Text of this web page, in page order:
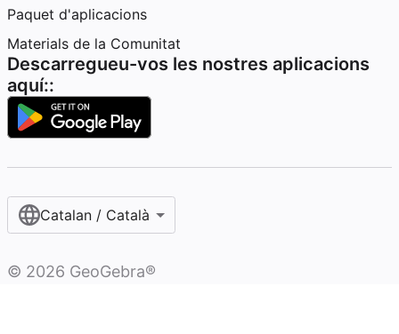
Paquet d'aplicacions
Materials de la Comunitat
Descarregueu-vos les nostres aplicacions
aquí::
Catalan / Català
© 2026 GeoGebra®